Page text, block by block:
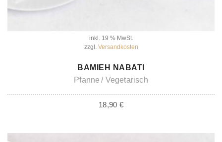
inkl. 19 % MwSt.
zzgl. Versandkosten
IN DEN WARENKORB
BAMIEH NABATI
Pfanne
Vegetarisch
18,90 €